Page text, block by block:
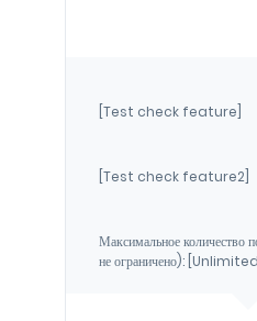
[Test check feature]
[Test check feature2]
Максимальное количество
не ограничено): [Unlimited]